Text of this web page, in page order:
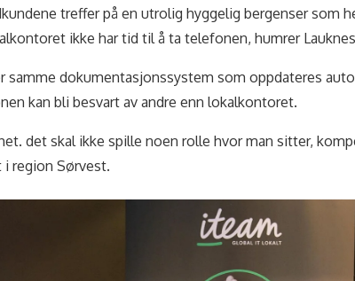
treffer på en utrolig hyggelig bergenser som
ikke har tid til å ta telefonen, humrer
samme dokumentasjonssystem som oppdateres
kan bli besvart av andre enn lokalkontoret.
det skal ikke spille noen rolle hvor man sitter,
region Sørvest.